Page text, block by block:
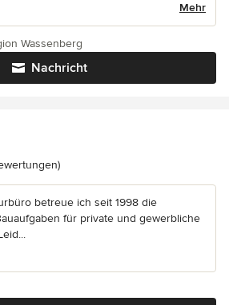
Mehr
Nachricht
Wassenberg
4.7 von 5 Sternen
betreue ich seit 1998 die
für private und gewerbliche